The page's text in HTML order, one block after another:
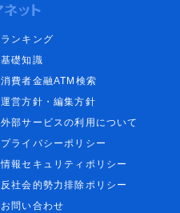
ランキング
基礎知識
消費者金融ATM検索
運営方針・編集方針
外部サービスの利用について
プライバシーポリシー
情報セキュリティポリシー
反社会的勢力排除ポリシー
お問い合わせ